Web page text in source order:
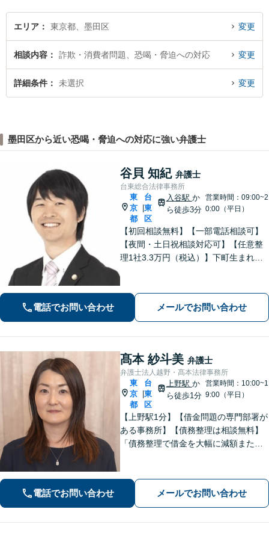
エリア 東京都、墨田区 変更
相談内容 詐欺・消費者問題、恐喝・脅迫への対応 変更
詳細条件 未選択 変更
墨田区から近い恐喝・脅迫への対応に強い弁護士
谷貝 知紀 弁護士
台東総合法律事務所
東
京
都
台
東
区
入谷駅 か
ら徒歩3分
営業時間：09:00~2
0:00（平日）
【初回相談無料】【一部電話相談可】
【夜間・土日祝相談対応可】【任意整
理1社3.3万円（税込）】下町生まれ下
ます。
電話でお問い合わせ メールでお問い合わせ
髙本 紗斗美 弁護士
弁護士法人越野・髙本法律事務所
東
京
都
台
東
区
上野駅 か
ら徒歩1分
営業時間：10:00~1
9:00（平日）
【上野駅1分】【借金問題の専門部署が
ある事務所】【債務整理は相談無料】
「債務整理で借金を大幅に減額または
さまに代わって全力で交渉し、賠償金
アップを目指します！」【休日・夜間
相談可】
電話でお問い合わせ メールでお問い合わせ